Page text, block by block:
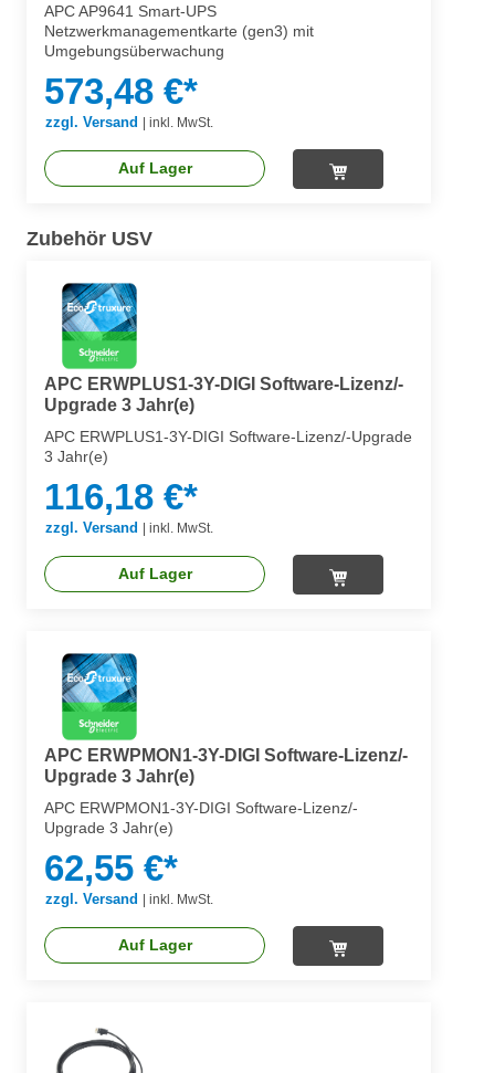
APC AP9641 Smart-UPS
Netzwerkmanagementkarte (gen3) mit
Umgebungsüberwachung
573,48 €*
zzgl. Versand inkl. MwSt.
Auf Lager
Zubehör USV
APC ERWPLUS1-3Y-DIGI Software-Lizenz/-
Upgrade 3 Jahr(e)
APC ERWPLUS1-3Y-DIGI Software-Lizenz/-Upgrade
3 Jahr(e)
116,18 €*
zzgl. Versand inkl. MwSt.
Auf Lager
APC ERWPMON1-3Y-DIGI Software-Lizenz/-
Upgrade 3 Jahr(e)
APC ERWPMON1-3Y-DIGI Software-Lizenz/-
Upgrade 3 Jahr(e)
62,55 €*
zzgl. Versand | inkl. MwSt.
Auf Lager